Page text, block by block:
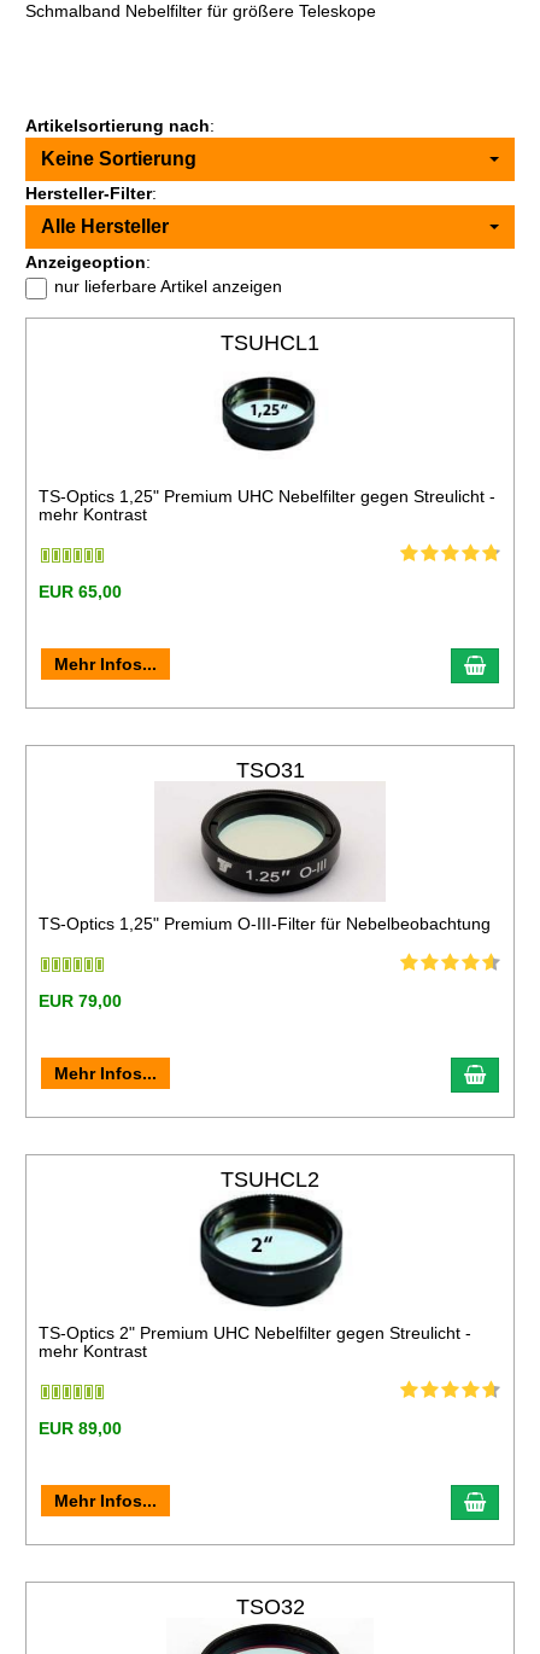
Schmalband Nebelfilter für größere Teleskope
Artikelsortierung nach:
Keine Sortierung
Hersteller-Filter:
Alle Hersteller
Anzeigeoption:
nur lieferbare Artikel anzeigen
TSUHCL1
TS-Optics 1,25" Premium UHC Nebelfilter gegen Streulicht -
mehr Kontrast
EUR 65,00
Mehr Infos...
TSO31
TS-Optics 1,25" Premium O-III-Filter für Nebelbeobachtung
EUR 79,00
Mehr Infos...
TSUHCL2
TS-Optics 2" Premium UHC Nebelfilter gegen Streulicht -
mehr Kontrast
EUR 89,00
Mehr Infos...
TSO32